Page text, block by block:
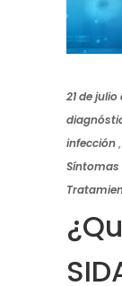
21 de julio
infección,
Síntomas